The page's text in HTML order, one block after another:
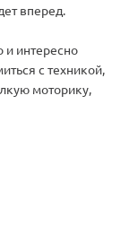
вперед.
и интересно
с техникой,
моторику,